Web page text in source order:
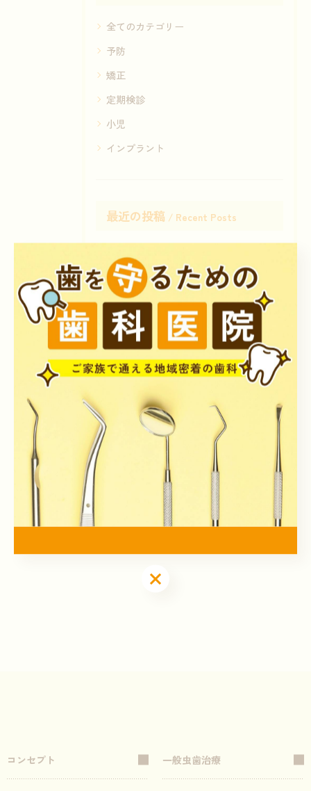
全てのカテゴリー
予防
矯正
定期検診
小児
インプラント
最近の投稿 Recent Posts
2026/08/05
タグ Tags
足立区 歯科 クリーニング
マウスピース
歯並び 噛み合わせ
コンセプト 一般虫歯治療